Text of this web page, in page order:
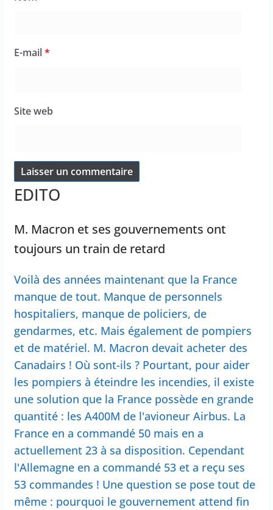
E-mail*
Site web
EDITO
M. Macron et ses gouvernements ont
toujours un train de retard
Voilà des années maintenant que la France
manque de tout. Manque de personnels
hospitaliers, manque de policiers, de
gendarmes, etc. Mais également de pompiers
et de matériel. M. Macron devait acheter des
Canadairs ! Où sont-ils ? Pourtant, pour aider
les pompiers à éteindre les incendies, il existe
une solution que la France possède en grande
quantité : les A400M de l'avioneur Airbus. La
France en a commandé 50 mais en a
actuellement 23 à sa disposition. Cependant
l'Allemagne en a commandé 53 et a reçu ses
53 commandes ! Une question se pose tout de
même : pourquoi le gouvernement attend fin